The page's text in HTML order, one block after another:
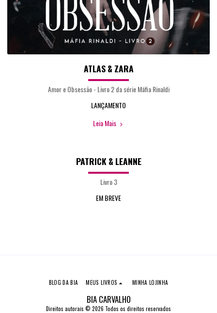
ATLAS & ZARA
Amor e Obsessão - Livro 2 da série Máfia Rinaldi
LANÇAMENTO
Leia Mais
PATRICK & LEANNE
Livro 3
EM BREVE
BIA CARVALHO
Direitos autorais © 2026 Todos os direitos reservados
BLOG DA BIA MEUS LIVROS MINHA LOJINHA